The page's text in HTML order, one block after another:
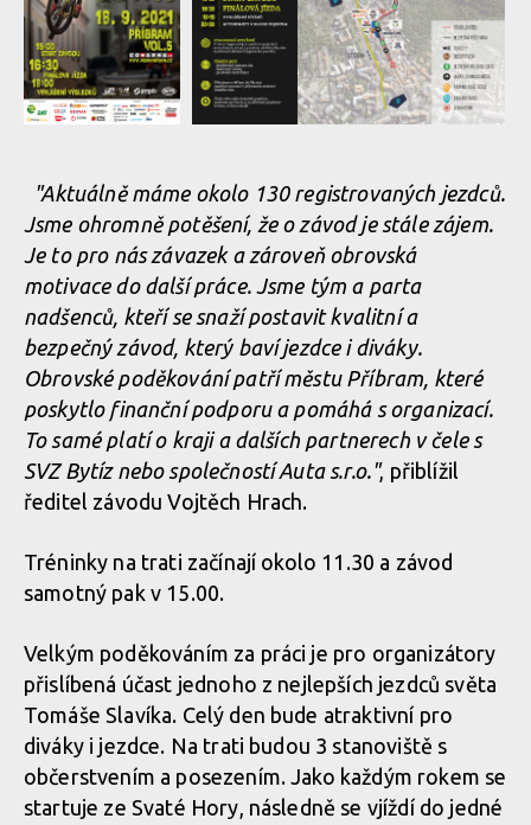
"Aktuálně máme okolo 130 registrovaných jezdců.
Jsme ohromně potěšení, že o závod je stále zájem.
Je to pro nás závazek a zároveň obrovská
motivace do další práce. Jsme tým a parta
nadšenců, kteří se snaží postavit kvalitní a
bezpečný závod, který baví jezdce i diváky.
Obrovské poděkování patří městu Příbram, které
poskytlo finanční podporu a pomáhá s organizací.
To samé platí o kraji a dalších partnerech v čele s
SVZ Bytíz nebo společností Auta s.r.o.", přiblížil
ředitel závodu Vojtěch Hrach.
Tréninky na trati začínají okolo 11.30 a závod
samotný pak v 15.00.
Velkým poděkováním za práci je pro organizátory
přislíbená účast jednoho z nejlepších jezdců světa
Tomáše Slavíka. Celý den bude atraktivní pro
diváky i jezdce. Na trati budou 3 stanoviště s
občerstvením a posezením. Jako každým rokem se
startuje ze Svaté Hory, následně se vjíždí do jedné